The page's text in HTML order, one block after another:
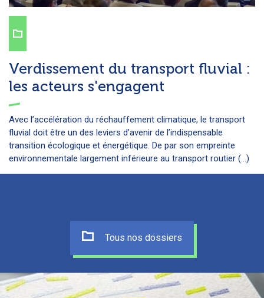
Verdissement du transport fluvial :
les acteurs s'engagent
Avec l’accélération du réchauffement climatique, le transport
fluvial doit être un des leviers d’avenir de l’indispensable
transition écologique et énergétique. De par son empreinte
environnementale largement inférieure au transport routier (...)
Tous nos dossiers